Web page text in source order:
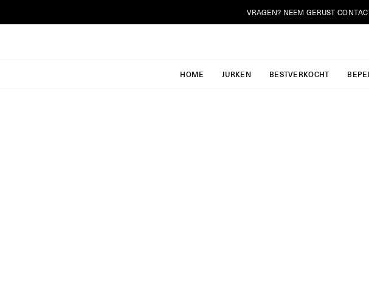
VRAGEN? NEEM GERUST
HOME JURKEN BESTVERKOCHT